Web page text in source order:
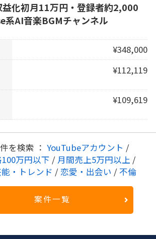
益化初月11万円・登録者約2,000
系AI音楽BGMチャンネル
¥348,000
¥112,119
¥109,619
を検索 ： YouTubeアカウント /
万円以下 / 月間売上5万円以上 /
・トレンド / 恋愛・出会い / 不倫
案件一覧